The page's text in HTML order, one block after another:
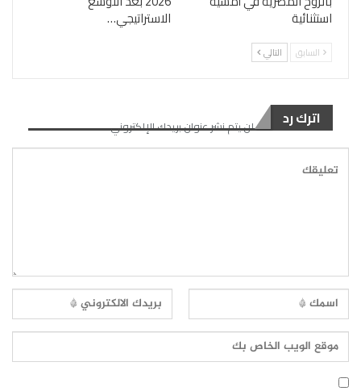
استثنائية الاستراتيجي…
السابق التالي
اترك رد لن يتم نشر عنوان بريدك الإلكتروني.